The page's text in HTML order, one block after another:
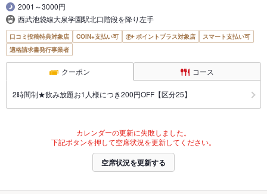
2001～3000円
西武池袋線大泉学園駅北口階段を降り左手
口コミ投稿特典対象店 COIN+支払い可 ポイントプラス対象店
スマート支払い可
適格請求書発行事業者
クーポン コース
2時間制★飲み放題お1人様につき200円OFF【区分25】
カレンダーの更新に失敗しました。
下記ボタンを押して空席状況を更新してください。
空席状況を更新する